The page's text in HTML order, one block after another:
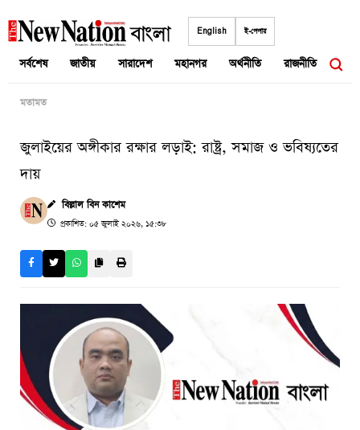
to
English ই-পেপার
সর্বশেষ জাতীয় সারাদেশ মহানগর অর্থনীতি রাজনীতি
মতামত
জুলাইয়ের অঙ্গীকার রক্ষার লড়াই: রাষ্ট্র, সমাজ ও ভবিষ্যতের
দায়
বিল্লাল বিন কাশেম
প্রকাশিত: ০৫ জুলাই ২০২৬, ১৫:৩৮